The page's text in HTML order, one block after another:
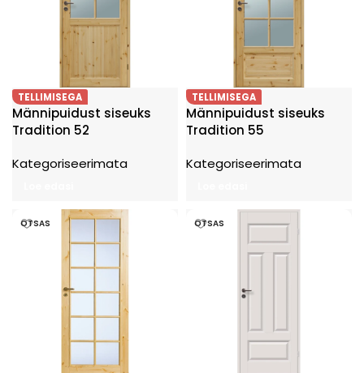
TELLIMISEGA
Männipuidust siseuks
Tradition 52
Kategoriseerimata
TELLIMISEGA
Männipuidust siseuks
Tradition 55
Kategoriseerimata
OTSAS OTSAS